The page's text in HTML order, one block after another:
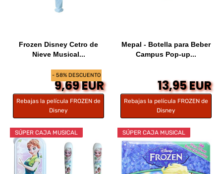
- 58% DESCUENTO
Frozen Disney Cetro de
Nieve Musical...
9,69 EUR
Rebajas la película FROZEN de
Disney
Mepal - Botella para Beber
Campus Pop-up...
13,95 EUR
Rebajas la película FROZEN de
Disney
SÚPER CAJA MUSICAL SÚPER CAJA MUSICAL